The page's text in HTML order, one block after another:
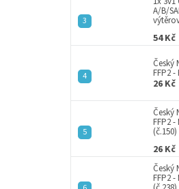
A/B/
54 Kč
Český
FFP2
26 Kč
Český
FFP2
(č.150)
26 Kč
Český
FFP2